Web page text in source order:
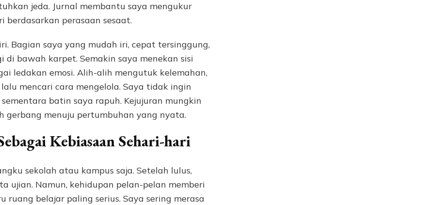
jeda. Jurnal membantu saya mengukur
berdasarkan perasaan sesaat.
Bagian saya yang mudah iri, cepat tersinggung,
bawah karpet. Semakin saya menekan sisi
ledakan emosi. Alih-alih mengutuk kelemahan,
mencari cara mengelola. Saya tidak ingin
batin saya rapuh. Kejujuran mungkin
gerbang menuju pertumbuhan yang nyata.
Kebiasaan Sehari-hari
sekolah atau kampus saja. Setelah lulus,
ujian. Namun, kehidupan pelan-pelan memberi
belajar paling serius. Saya sering merasa